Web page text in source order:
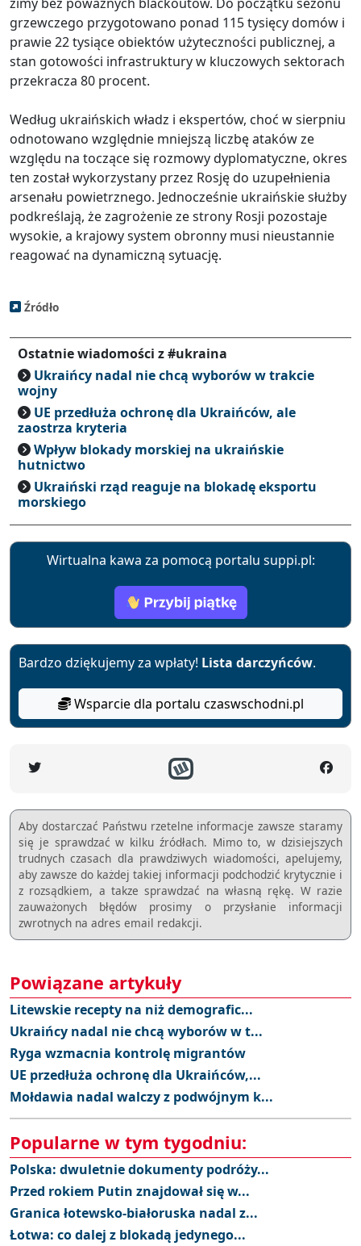
grzewczego przygotowano ponad 115 tysięcy domów i
prawie 22 tysiące obiektów użyteczności publicznej, a
stan gotowości infrastruktury w kluczowych sektorach
przekracza 80 procent.
Według ukraińskich władz i ekspertów, choć w sierpniu
odnotowano względnie mniejszą liczbę ataków ze
względu na toczące się rozmowy dyplomatyczne, okres
ten został wykorzystany przez Rosję do uzupełnienia
arsenału powietrznego. Jednocześnie ukraińskie służby
podkreślają, że zagrożenie ze strony Rosji pozostaje
wysokie, a krajowy system obronny musi nieustannie
reagować na dynamiczną sytuację.
Źródło
Ostatnie wiadomości z #ukraina
Ukraińcy nadal nie chcą wyborów w trakcie
wojny
UE przedłuża ochronę dla Ukraińców, ale
zaostrza kryteria
Wpływ blokady morskiej na ukraińskie
hutnictwo
Ukraiński rząd reaguje na blokadę eksportu
morskiego
Wirtualna kawa za pomocą portalu suppi.pl:
Bardzo dziękujemy za wpłaty! Lista darczyńców.
Wsparcie dla portalu czaswschodni.pl
Aby dostarczać Państwu rzetelne informacje zawsze staramy
się je sprawdzać w kilku źródłach. Mimo to, w dzisiejszych
trudnych czasach dla prawdziwych wiadomości, apelujemy,
aby zawsze do każdej takiej informacji podchodzić krytycznie i
z rozsądkiem, a takze sprawdzać na własną rękę. W razie
zauważonych błędów prosimy o przysłanie informacji
zwrotnych na adres email redakcji.
Powiązane artykuły
Litewskie recepty na niż demografic...
Ukraińcy nadal nie chcą wyborów w t...
Ryga wzmacnia kontrolę migrantów
UE przedłuża ochronę dla Ukraińców,...
Mołdawia nadal walczy z podwójnym k...
Popularne w tym tygodniu:
Polska: dwuletnie dokumenty podróży...
Przed rokiem Putin znajdował się w...
Granica łotewsko-białoruska nadal z...
Łotwa: co dalej z blokadą jedynego...